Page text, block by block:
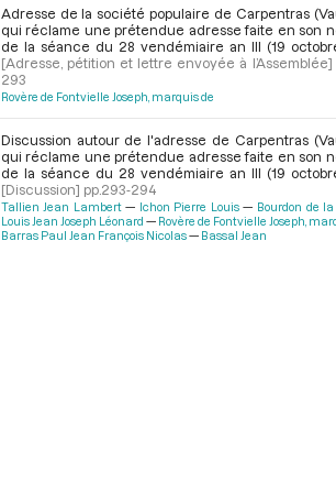
Adresse de la société populaire de Carpentras
qui réclame une prétendue adresse faite en son
de la séance du 28 vendémiaire an III (19
[Adresse, pétition et lettre envoyée à l’Assemblée]
293
Rovère de Fontvielle Joseph, marquis de
Discussion autour de l'adresse de Carpentras
qui réclame une prétendue adresse faite en son
de la séance du 28 vendémiaire an III (19
[Discussion] pp.293-294
Tallien Jean Lambert Ichon Pierre Louis
Bourdon de
Louis Jean Joseph Léonard
Rovère de Fontvielle Joseph,
Barras Paul Jean François Nicolas
Bassal Jean